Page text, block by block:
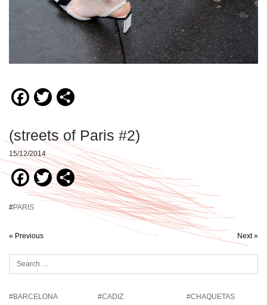
Facebook
Twitter
(streets of Paris #2)
15/12/2014
Facebook
TwitterCompartir
#PARIS
« Previous Next »
#BARCELONA #CADIZ
#CHAQUETAS